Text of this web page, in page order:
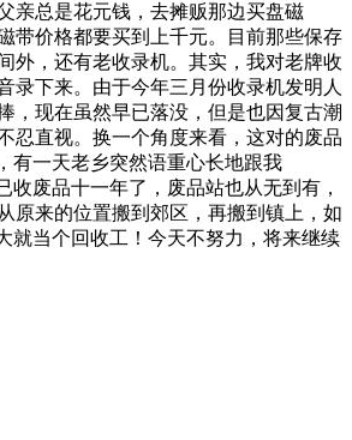
亲总是花元钱，去摊贩那边买盘磁
价格都要买到上千元。目前那些保存
，还有老收录机。其实，我对老牌收
录下来。由于今年三月份收录机发明人
现在虽然早已落没，但是也因复古潮
忍直视。换一个角度来看，这对的废品
有一天老乡突然语重心长地跟我
废品十一年了，废品站也从无到有，
原来的位置搬到郊区，再搬到镇上，如
就当个回收工！今天不努力，将来继续